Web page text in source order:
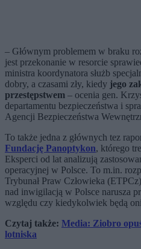
– Głównym problemem w braku
jest przekonanie w resorcie
ministra koordynatora służb
dobry, a czasami zły, kiedy jego
przestępstwem – ocenia gen.
departamentu bezpieczeństwa i
Agencji Bezpieczeństwa
To także jedna z głównych tez
Fundację Panoptykon, którego
Eksperci od lat analizują
operacyjnej w Polsce. To m.in.
Trybunał Praw Człowieka
nad inwigilacją w Polsce narusza
względu czy kiedykolwiek będą
Czytaj także: Media: Ziobro
lotniska